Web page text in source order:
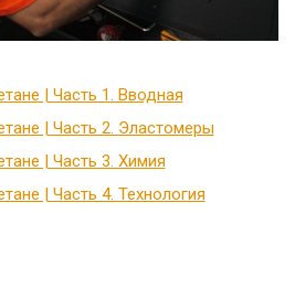
| Часть 1. Вводная
| Часть 2. Эластомеры
| Часть 3. Химия
| Часть 4. Технология